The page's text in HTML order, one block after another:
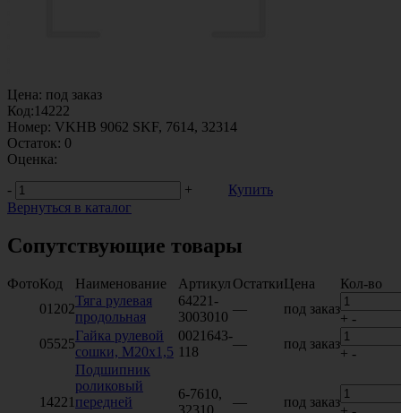
Цена: под заказ
Код:14222
Номер: VKHB 9062 SKF, 7614, 32314
Остаток: 0
Оценка:
-
+
Купить
Вернуться в каталог
Сопутствующие товары
ФотоКод Наименование Артикул ОстаткиЦена
Кол-во
01202
Тяга рулевая
продольная
64221-
3003010
— под заказ
+ -
05525
Гайка рулевой
сошки, М20х1,5
0021643-
118
— под заказ
+ -
14221
Подшипник
роликовый
передней
6-7610,
32310
— под заказ